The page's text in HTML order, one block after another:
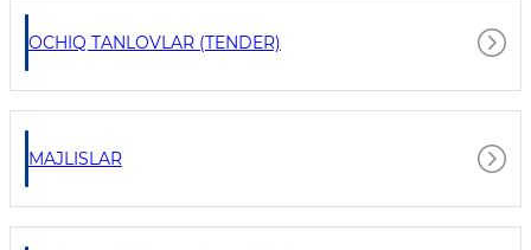
OCHIQ TANLOVLAR (TENDER)
MAJLISLAR